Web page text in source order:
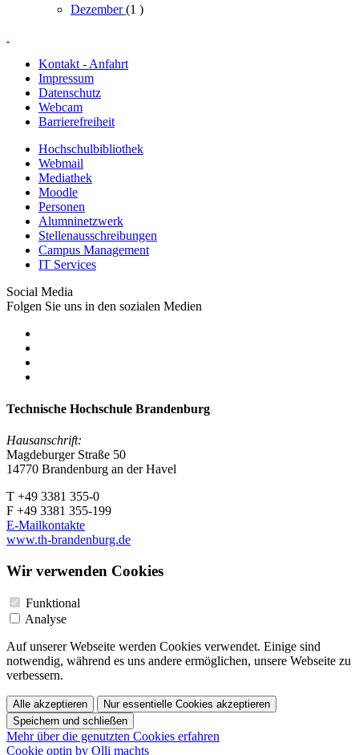
Dezember(1 )
Kontakt - Anfahrt
Impressum
Datenschutz
Webcam
Barrierefreiheit
Hochschulbibliothek
Webmail
Mediathek
Moodle
Personen
Alumninetzwerk
Stellenausschreibungen
Campus Management
IT Services
Social Media
Folgen Sie uns in den sozialen Medien
Technische Hochschule Brandenburg
Hausanschrift:
Magdeburger Straße 50
14770 Brandenburg an der Havel
T +49 3381 355-0
F +49 3381 355-199
E-Mailkontakte
www.th-brandenburg.de
Wir verwenden Cookies
Funktional
Analyse
Auf unserer Webseite werden Cookies verwendet. Einige sind
notwendig, während es uns andere ermöglichen, unsere Webseite zu
verbessern.
Alle akzeptieren
Nur essentielle Cookies akzeptieren
Speichern und schließen
Mehr über die genutzten Cookies erfahren
Cookie optin by Olli machts